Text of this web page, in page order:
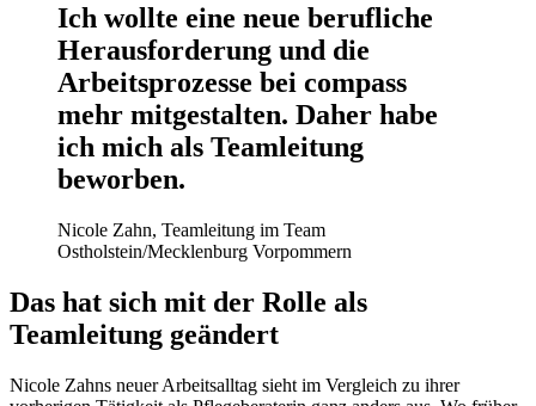
Ich wollte eine neue berufliche
Herausforderung und die
Arbeitsprozesse bei compass
mehr mitgestalten. Daher habe
ich mich als Teamleitung
beworben.
Nicole Zahn, Teamleitung im Team
Ostholstein/Mecklenburg Vorpommern
Das hat sich mit der Rolle als
Teamleitung geändert
Nicole Zahns neuer Arbeitsalltag sieht im Vergleich zu ihrer